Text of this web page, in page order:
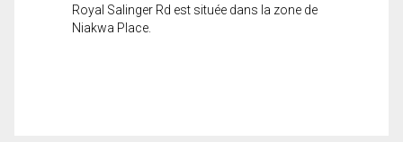
Royal Salinger Rd est située dans la zone de
Niakwa Place.